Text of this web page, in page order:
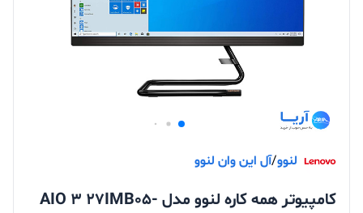
لنوو/آل این وان لنوو
کامپیوتر همه کاره لنوو مدل AIO 3 27IMB05-